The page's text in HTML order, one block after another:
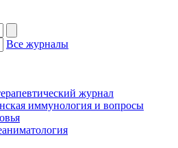
Все журналы
журнал
иммунология и вопросы